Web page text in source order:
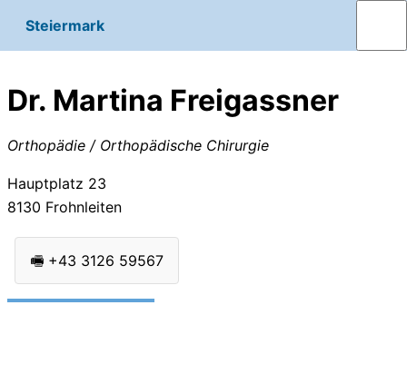
Steiermark
Dr. Martina Freigassner
Orthopädie / Orthopädische Chirurgie
Hauptplatz 23
8130 Frohnleiten
🖷 +43 3126 59567